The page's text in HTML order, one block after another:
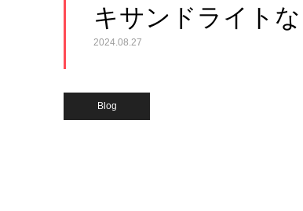
キサンドライト
2024.08.27
Blog